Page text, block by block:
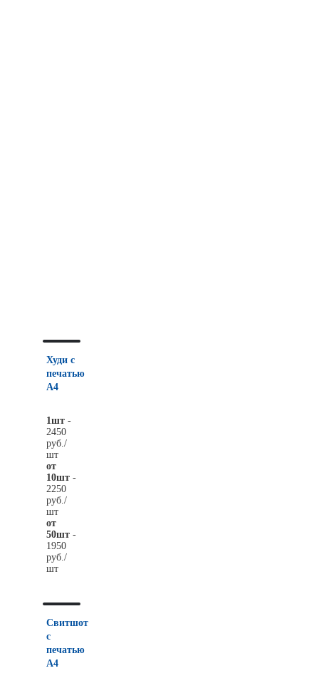
Худи с
печатью
А4
1шт -
2450
руб./
шт
от
10шт -
2250
руб./
шт
от
50шт -
1950
руб./
шт
Свитшот
с
печатью
А4